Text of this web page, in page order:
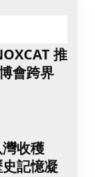
推
會跨界
收穫
記憶凝